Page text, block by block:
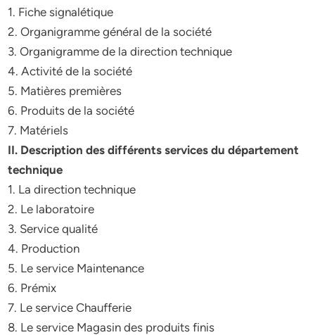
1. Fiche signalétique
2. Organigramme général de la société
3. Organigramme de la direction technique
4. Activité de la société
5. Matières premières
6. Produits de la société
7. Matériels
II. Description des différents services du département
technique
1. La direction technique
2. Le laboratoire
3. Service qualité
4. Production
5. Le service Maintenance
6. Prémix
7. Le service Chaufferie
8. Le service Magasin des produits finis